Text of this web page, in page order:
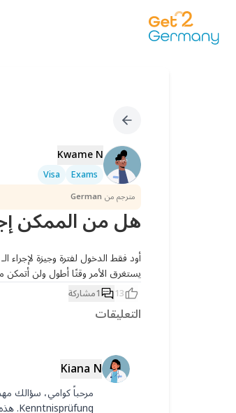
Kwame N
Exams
Visa
مترجم من German
هل من الممكن
يستغرق الأمر وقتًا أطول ولن أتمكن
13
1مشاركة
التعليقات
Kiana N